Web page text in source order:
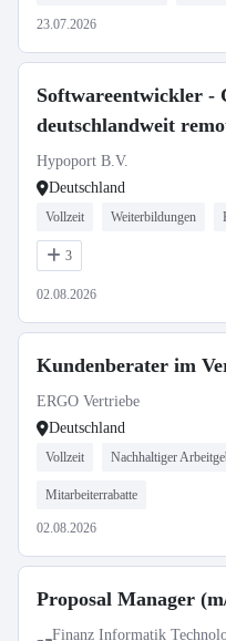
23.07.2026
Softwareentwickler -
deutschlandweit
Hypoport B.V.
Deutschland
Vollzeit Weiterbildungen
3
02.08.2026
Kundenberater im
ERGO Vertriebe
Deutschland
Vollzeit Nachhaltiger
Mitarbeiterrabatte
02.08.2026
Proposal Manager
Finanz Informatik